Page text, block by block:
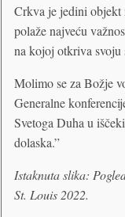
Crkva je jedini objekt
polaže najveću
na kojoj otkriva svoju
Molimo se za Božje
Generalne
Svetoga Duha u
dolaska.”
Istaknuta slika:
St. Louis 2022.